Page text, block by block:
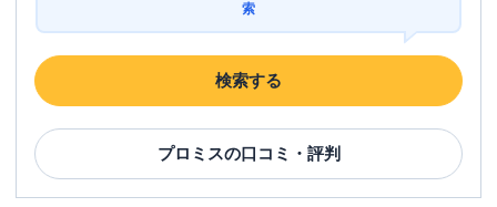
索
検索する
プロミスの口コミ・評判